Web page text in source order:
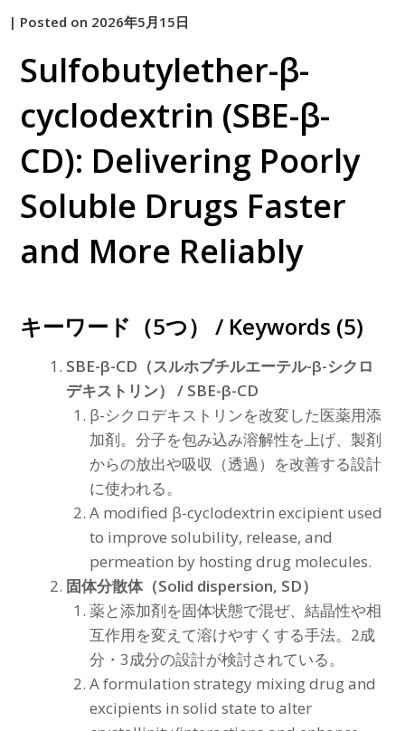
by
| Posted on 2026年5月15日
Sulfobutylether-β-
cyclodextrin (SBE-β-
CD): Delivering Poorly
Soluble Drugs Faster
and More Reliably
キーワード（5つ） / Keywords (5)
SBE-β-CD（スルホブチルエーテル-β-シクロ
デキストリン） / SBE-β-CD
β-シクロデキストリンを改変した医薬用添
加剤。分子を包み込み溶解性を上げ、製剤
からの放出や吸収（透過）を改善する設計
に使われる。
A modified β-cyclodextrin excipient used
to improve solubility, release, and
permeation by hosting drug molecules.
固体分散体（Solid dispersion, SD）
薬と添加剤を固体状態で混ぜ、結晶性や相
互作用を変えて溶けやすくする手法。2成
分・3成分の設計が検討されている。
A formulation strategy mixing drug and
excipients in solid state to alter